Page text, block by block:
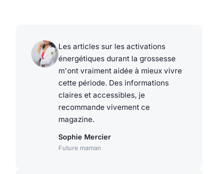
Les articles sur les activations
énergétiques durant la grossesse
m'ont vraiment aidée à mieux vivre
cette période. Des informations
claires et accessibles, je
recommande vivement ce
magazine.
Sophie Mercier
Future maman